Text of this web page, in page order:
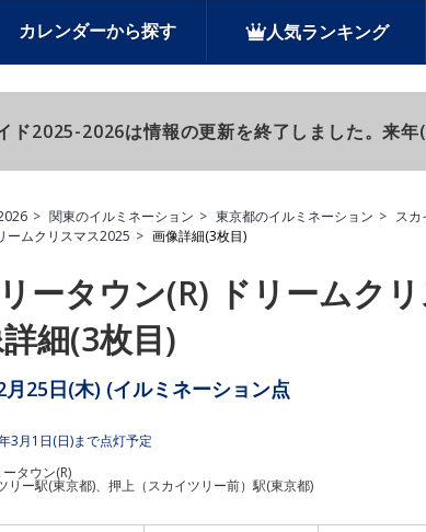
カレンダーから探す 人気ランキング
ド2025-2026は情報の更新を終了しました。来
関東のイルミネーション 東京都のイルミネーション
スカ
ームクリスマス2025
画像詳細(3枚目)
ータウン(R) ドリームク
細(3枚目)
25日(木) (イルミネーション点
3月1日(日)まで点灯予定
タウン(R)
リー駅(東京都)、押上（スカイツリー前）駅(東京都)